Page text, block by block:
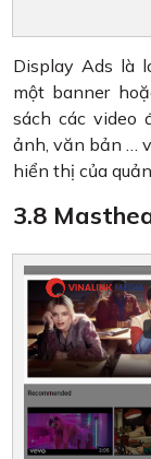
Display Ads là
một banner
sách các video
ảnh, văn bản …
hiển thị của
3.8